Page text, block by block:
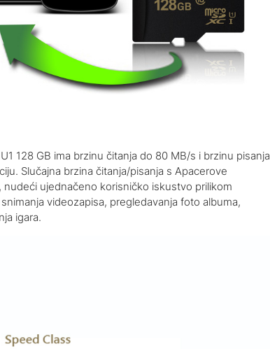
128 GB ima brzinu čitanja do 80 MB/s i brzinu pisanja
Slučajna brzina čitanja/pisanja s Apacerove
ujednačeno korisničko iskustvo prilikom
videozapisa, pregledavanja foto albuma,
igara.